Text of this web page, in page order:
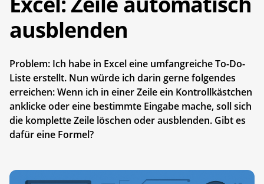
ausblenden
Problem: Ich habe in Excel eine umfangreiche To-Do-
Liste erstellt. Nun würde ich darin gerne folgendes
erreichen: Wenn ich in einer Zeile ein Kontrollkästchen
anklicke oder eine bestimmte Eingabe mache, soll sich
die komplette Zeile löschen oder ausblenden. Gibt es
dafür eine Formel?